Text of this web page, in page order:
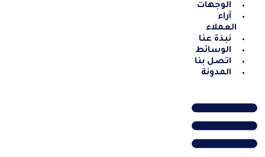
الوجهات
آراء
العملاء
نبذة عنا
الوسائط
اتصل بنا
المدونة